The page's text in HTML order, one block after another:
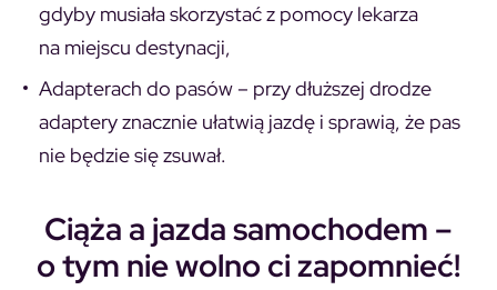
gdyby musiała skorzystać z pomocy lekarza
na miejscu destynacji,
Adapterach do pasów – przy dłuższej drodze
adaptery znacznie ułatwią jazdę i sprawią, że pas
nie będzie się zsuwał.
Ciąża a jazda samochodem –
o tym nie wolno ci zapomnieć!